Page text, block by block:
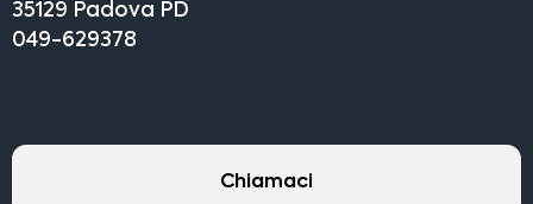
35129 Padova PD
049-629378
Chiamaci